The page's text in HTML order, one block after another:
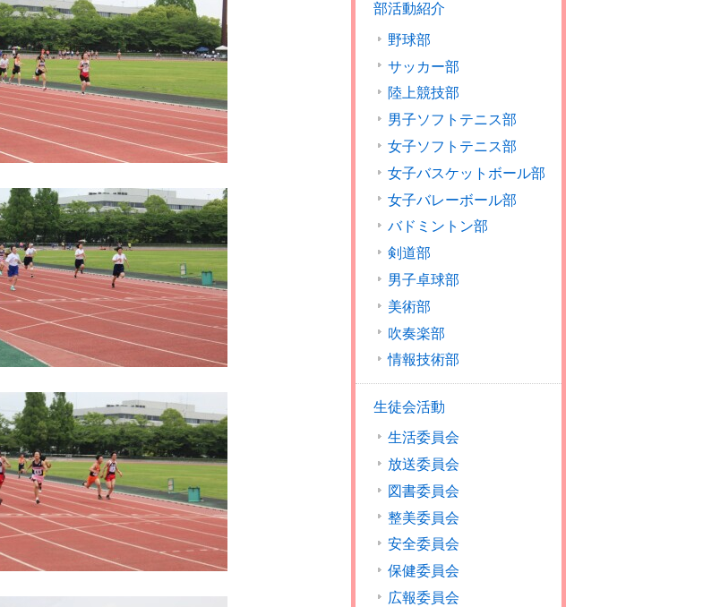
部活動紹介
野球部
サッカー部
陸上競技部
男子ソフトテニス部
女子ソフトテニス部
女子バスケットボール部
女子バレーボール部
バドミントン部
剣道部
男子卓球部
美術部
吹奏楽部
情報技術部
生徒会活動
生活委員会
放送委員会
図書委員会
整美委員会
安全委員会
保健委員会
広報委員会